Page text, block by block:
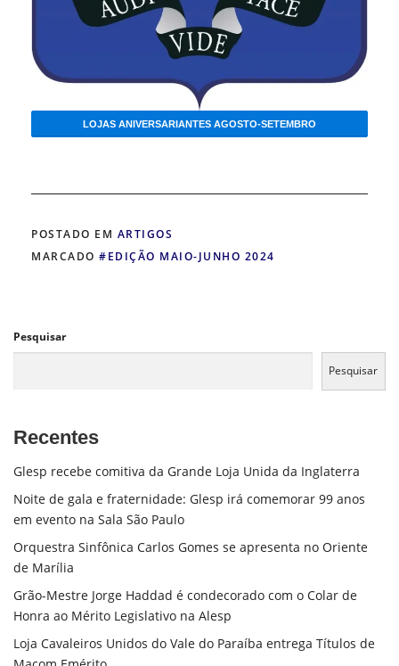
LOJAS ANIVERSARIANTES AGOSTO-SETEMBRO
POSTADO EM ARTIGOS
MARCADO #EDIÇÃO MAIO-JUNHO 2024
Pesquisar
Pesquisar
Recentes
Glesp recebe comitiva da Grande Loja Unida da Inglaterra
Noite de gala e fraternidade: Glesp irá comemorar 99 anos
em evento na Sala São Paulo
Orquestra Sinfônica Carlos Gomes se apresenta no Oriente
de Marília
Grão-Mestre Jorge Haddad é condecorado com o Colar de
Honra ao Mérito Legislativo na Alesp
Loja Cavaleiros Unidos do Vale do Paraíba entrega Títulos de